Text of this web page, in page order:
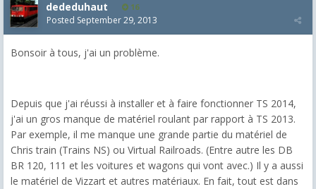
dededuhaut 16
Posted September 29, 2013
Bonsoir à tous, j'ai un problème.
Depuis que j'ai réussi à installer et à faire fonctionner TS 2014,
j'ai un gros manque de matériel roulant par rapport à TS 2013.
Par exemple, il me manque une grande partie du matériel de
Chris train (Trains NS) ou Virtual Railroads. (Entre autre les DB
BR 120, 111 et les voitures et wagons qui vont avec.) Il y a aussi
le matériel de Vizzart et autres matériaux. En fait, tout est dans